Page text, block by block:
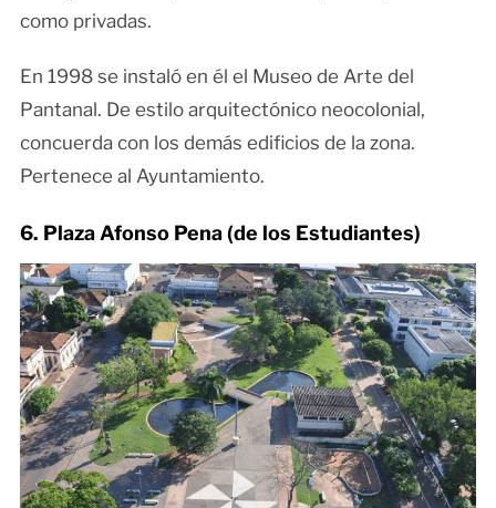
como privadas.
En 1998 se instaló en él el Museo de Arte del
Pantanal. De estilo arquitectónico neocolonial,
concuerda con los demás edificios de la zona.
Pertenece al Ayuntamiento.
6. Plaza Afonso Pena (de los Estudiantes)